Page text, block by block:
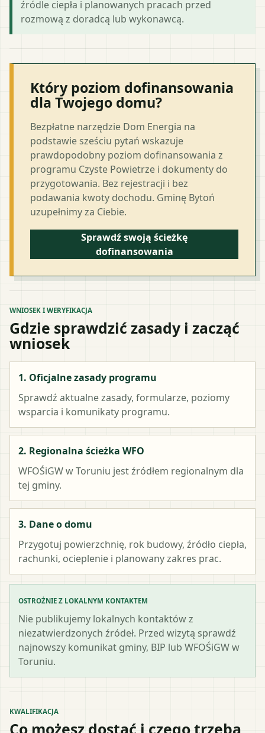
źródle ciepła i planowanych pracach przed
rozmową z doradcą lub wykonawcą.
Który poziom dofinansowania
dla Twojego domu?
Bezpłatne narzędzie Dom Energia na
podstawie sześciu pytań wskazuje
prawdopodobny poziom dofinansowania z
programu Czyste Powietrze i dokumenty do
przygotowania. Bez rejestracji i bez
podawania kwoty dochodu. Gminę Bytoń
uzupełnimy za Ciebie.
Sprawdź swoją ścieżkę
dofinansowania
WNIOSEK I WERYFIKACJA
Gdzie sprawdzić zasady i zacząć
wniosek
1. Oficjalne zasady programu
Sprawdź aktualne zasady, formularze, poziomy
wsparcia i komunikaty programu.
2. Regionalna ścieżka WFO
WFOŚiGW w Toruniu jest źródłem regionalnym dla
tej gminy.
3. Dane o domu
Przygotuj powierzchnię, rok budowy, źródło ciepła,
rachunki, ocieplenie i planowany zakres prac.
OSTROŻNIE Z LOKALNYM KONTAKTEM
Nie publikujemy lokalnych kontaktów z
niezatwierdzonych źródeł. Przed wizytą sprawdź
najnowszy komunikat gminy, BIP lub WFOŚiGW w
Toruniu.
KWALIFIKACJA
Co możesz dostać i czego trzeba